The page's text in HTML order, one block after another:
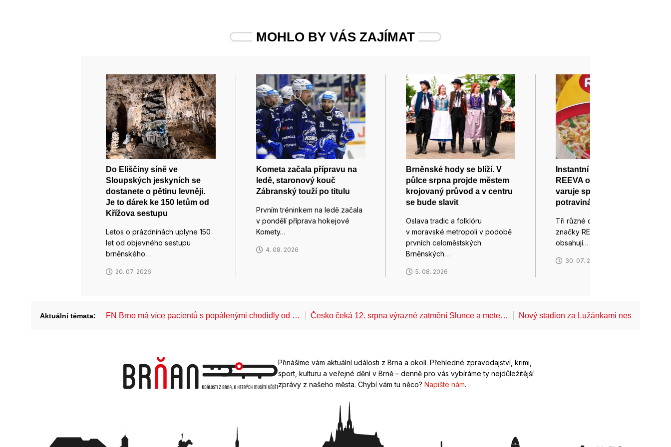
MOHLO BY VÁS ZAJÍMAT
Do Eliščiny síně ve
Sloupských jeskyních se
dostanete o pětinu levněji.
Je to dárek ke 150 letům od
Křížova sestupu
Letos o prázdninách uplyne 150
let od objevného sestupu
brněnského…
20. 07. 2026
Kometa začala přípravu na
ledě, staronový kouč
Zábranský touží po titulu
Prvním tréninkem na ledě začala
v pondělí příprava hokejové
Komety…
4. 08. 2026
Brněnské hody se blíží. V
půlce srpna projde městem
krojovaný průvod a v centru
se bude slavit
Oslava tradic a folklóru
v moravské metropoli v podobě
prvních celoměstských
Brněnských…
5. 08. 2026
Instantní nudle značky
REEVA obsahují salmonelu,
varuje spotřebitele
potravinářská inspekce
Tři různé druhy instantních nudlí
značky REEVA z Ukrajiny
obsahují…
30. 07. 2026
Aktuální témata: FN Brno má více pacientů s popálenými chodidly od … Česko čeká 12. srpna výrazné zatmění Slunce a mete… Nový stadion za Lužánkami nesmí mít dle
Přinášíme vám aktuální události z Brna a okolí. Přehledné zpravodajství, krimi,
sport, kulturu a veřejné dění v Brně – denně pro vás vybíráme ty nejdůležitější
zprávy z našeho města. Chybí vám tu něco? Napište nám.